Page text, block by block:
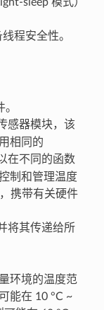
程安全性。
感器模块，该
相同的
在不同的函数
制和管理温度
携带有关硬件
将其传递给所
环境的温度范
能在 10 °C ~